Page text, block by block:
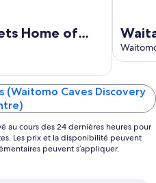
Home of
Caves Discovery
au cours des 24 dernières heures pour
Les prix et la disponibilité peuvent
peuvent s’appliquer.